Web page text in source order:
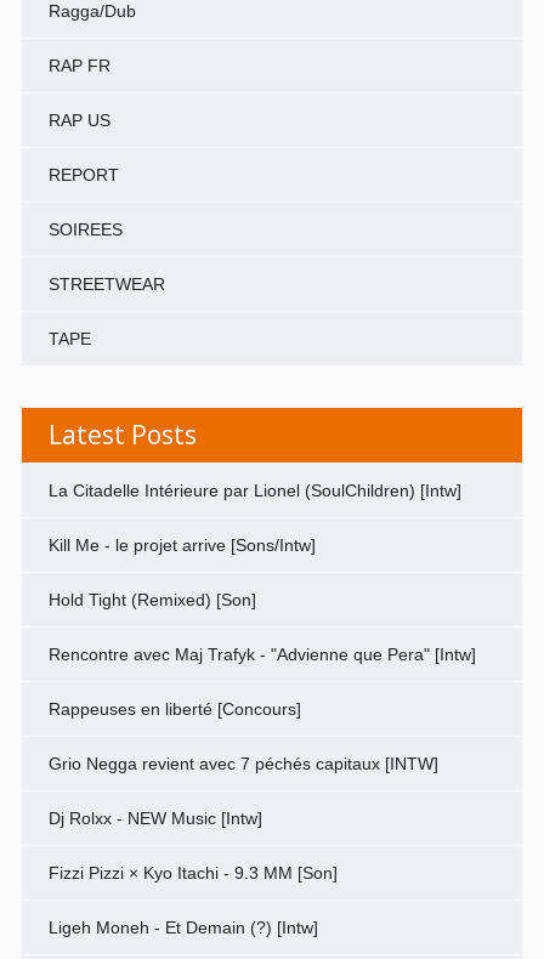
Ragga/Dub
RAP FR
RAP US
REPORT
SOIREES
STREETWEAR
TAPE
Latest Posts
La Citadelle Intérieure par Lionel (SoulChildren) [Intw]
Kill Me - le projet arrive [Sons/Intw]
Hold Tight (Remixed) [Son]
Rencontre avec Maj Trafyk - "Advienne que Pera" [Intw]
Rappeuses en liberté [Concours]
Grio Negga revient avec 7 péchés capitaux [INTW]
Dj Rolxx - NEW Music [Intw]
Fizzi Pizzi × Kyo Itachi - 9.3 MM [Son]
Ligeh Moneh - Et Demain (?) [Intw]